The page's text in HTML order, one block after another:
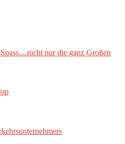
nur die ganz Großen